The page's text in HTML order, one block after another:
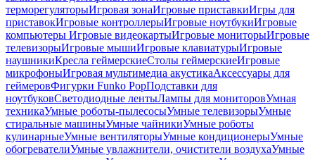
терморегуляторыИгровая зонаИгровые приставкиИгры для
приставокИгровые контроллерыИгровые ноутбукиИгровые
компьютеры Игровые видеокартыИгровые мониторыИгровые
телевизорыИгровые мышиИгровые клавиатурыИгровые
наушникиКресла геймерскиеСтолы геймерскиеИгровые
микрофоныИгровая мультимедиа акустикаАксессуары для
геймеровФигурки Funko PopПодставки для
ноутбуковСветодиодные лентыЛампы для мониторовУмная
техникаУмные роботы-пылесосыУмные телевизорыУмные
стиральные машиныУмные чайникиУмные роботы
кулинарныеУмные вентиляторыУмные кондиционерыУмные
обогревателиУмные увлажнители, очистители воздухаУмные